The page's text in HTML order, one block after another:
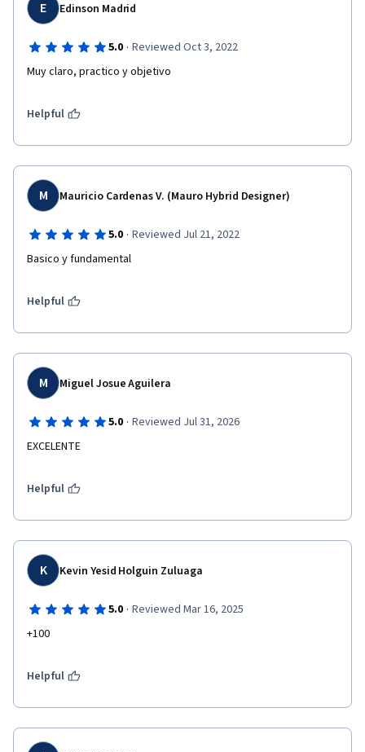
E Edinson Madrid
5.0 · Reviewed Oct 3, 2022
Muy claro, practico y objetivo
Helpful
M Mauricio Cardenas V. (Mauro Hybrid Designer)
5.0 · Reviewed Jul 21, 2022
Basico y fundamental
Helpful
M Miguel Josue Aguilera
5.0 · Reviewed Jul 31, 2026
EXCELENTE
Helpful
K Kevin Yesid Holguin Zuluaga
5.0 · Reviewed Mar 16, 2025
+100
Helpful